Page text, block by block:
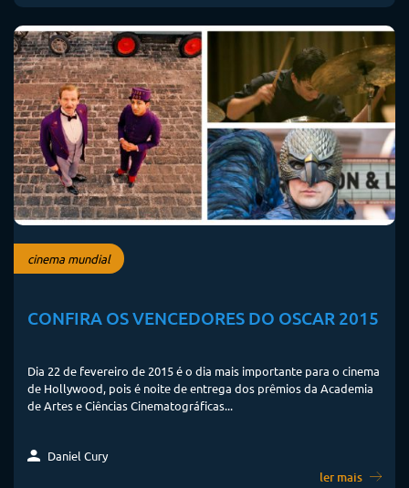
cinema mundial
CONFIRA OS VENCEDORES DO OSCAR 2015
Dia 22 de fevereiro de 2015 é o dia mais importante para o cinema
de Hollywood, pois é noite de entrega dos prêmios da Academia
de Artes e Ciências Cinematográficas...
Daniel Cury
ler mais